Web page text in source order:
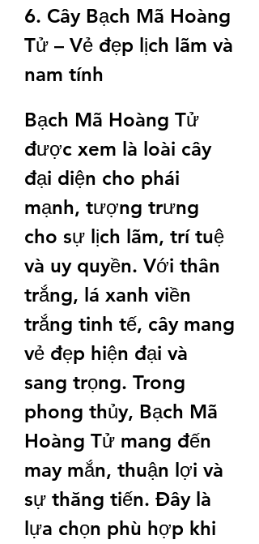
6. Cây Bạch Mã Hoàng
Tử – Vẻ đẹp lịch lãm và
nam tính
Bạch Mã Hoàng Tử
được xem là loài cây
đại diện cho phái
mạnh, tượng trưng
cho sự lịch lãm, trí tuệ
và uy quyền. Với thân
trắng, lá xanh viền
trắng tinh tế, cây mang
vẻ đẹp hiện đại và
sang trọng. Trong
phong thủy, Bạch Mã
Hoàng Tử mang đến
may mắn, thuận lợi và
sự thăng tiến. Đây là
lựa chọn phù hợp khi